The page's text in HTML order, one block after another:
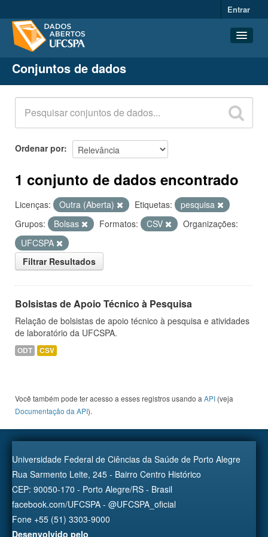
Entrar
Conjuntos de dados
Organizações
Grupos
Sobre
Conjuntos de dados
Ordenar por
1 conjunto de dados encontrado
Licenças: Outra (Aberta) Etiquetas:
pesquisa
Grupos:
Bolsas Formatos: CSV
Organizações:
UFCSPA
Filtrar Resultados
Bolsistas de Apoio Técnico à Pesquisa
Relação de bolsistas de apoio técnico à pesquisa e atividades
de laboratório da UFCSPA.
ODT CSV
Você também pode ter acesso a esses registros usando a API (veja
Documentação da API).
Universidade Federal de Ciências da Saúde de Porto Alegre
Rua Sarmento Leite, 245 - Bairro Centro Histórico
CEP: 90050-170 - Porto Alegre/RS - Brasil
facebook.com/UFCSPA - @UFCSPA_oficial
Fone +55 (51) 3303-9000
Desenvolvido pelo